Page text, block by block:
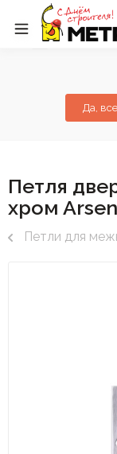
Да,
Петля
хром
Петли для